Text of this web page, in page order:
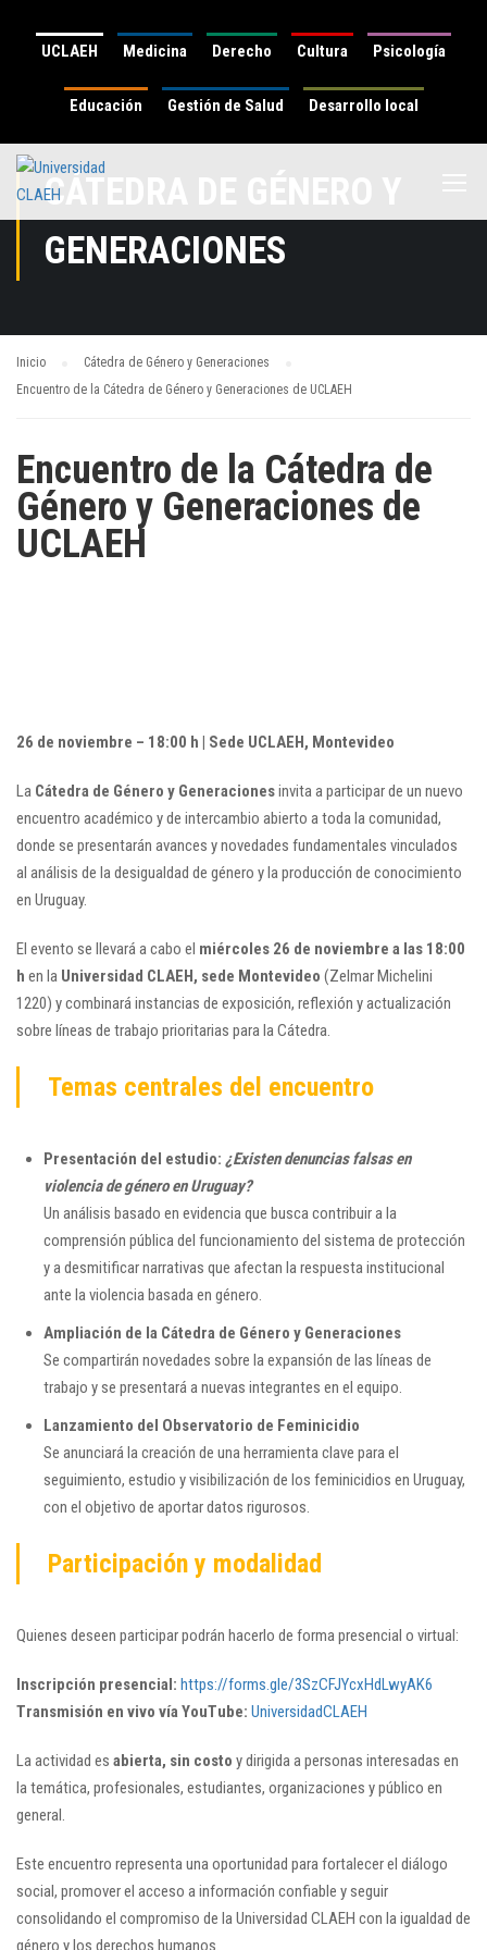
UCLAEH Medicina Derecho Cultura Psicología
Educación Gestión de Salud Desarrollo local
CÁTEDRA DE GÉNERO Y
GENERACIONES
Inicio
Cátedra de Género y Generaciones
Encuentro de la Cátedra de Género y Generaciones de UCLAEH
Encuentro de la Cátedra de
Género y Generaciones de
UCLAEH
26 de noviembre – 18:00 h | Sede UCLAEH, Montevideo
La Cátedra de Género y Generacionesinvita a participar de un nuevo
encuentro académico y de intercambio abierto a toda la comunidad,
donde se presentarán avances y novedades fundamentales vinculados
al análisis de la desigualdad de género y la producción de conocimiento
en Uruguay.
El evento se llevará a cabo el miércoles 26 de noviembre a las 18:00
h en la Universidad CLAEH, sede Montevideo (Zelmar Michelini
1220) y combinará instancias de exposición, reflexión y actualización
sobre líneas de trabajo prioritarias para la Cátedra.
Temas centrales del encuentro
Presentación del estudio: ¿Existen denuncias falsas en
violencia de género en Uruguay?
Un análisis basado en evidencia que busca contribuir a la
comprensión pública del funcionamiento del sistema de protección
y a desmitificar narrativas que afectan la respuesta institucional
ante la violencia basada en género.
Ampliación de la Cátedra de Género y Generaciones
Se compartirán novedades sobre la expansión de las líneas de
trabajo y se presentará a nuevas integrantes en el equipo.
Lanzamiento del Observatorio de Feminicidio
Se anunciará la creación de una herramienta clave para el
seguimiento, estudio y visibilización de los feminicidios en Uruguay,
con el objetivo de aportar datos rigurosos.
Participación y modalidad
Quienes deseen participar podrán hacerlo de forma presencial o virtual:
Inscripción presencial: https://forms.gle/3SzCFJYcxHdLwyAK6
Transmisión en vivo vía YouTube: UniversidadCLAEH
La actividad es abierta, sin costo y dirigida a personas interesadas en
la temática, profesionales, estudiantes, organizaciones y público en
general.
Este encuentro representa una oportunidad para fortalecer el diálogo
social, promover el acceso a información confiable y seguir
consolidando el compromiso de la Universidad CLAEH con la igualdad de
género y los derechos humanos.